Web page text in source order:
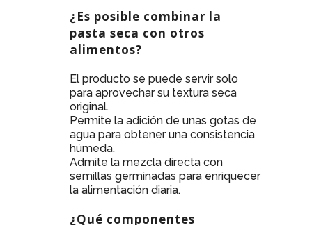
¿Es posible combinar la
pasta seca con otros
alimentos?
El producto se puede servir solo
para aprovechar su textura seca
original.
Permite la adición de unas gotas de
agua para obtener una consistencia
húmeda.
Admite la mezcla directa con
semillas germinadas para enriquecer
la alimentación diaria.
¿Qué componentes